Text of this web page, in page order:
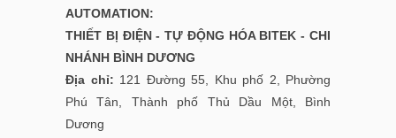
AUTOMATION:
THIẾT BỊ ĐIỆN - TỰ ĐỘNG HÓA BITEK - CHI
NHÁNH BÌNH DƯƠNG
Địa chỉ: 121 Đường 55, Khu phố 2, Phường
Phú Tân, Thành phố Thủ Dầu Một, Bình
Dương